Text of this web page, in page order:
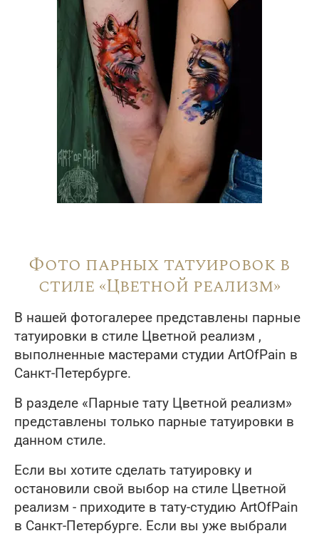
Фото парных татуировок в
стиле «Цветной реализм»
В нашей фотогалерее представлены парные
татуировки в стиле Цветной реализм ,
выполненные мастерами студии ArtOfPain в
Санкт-Петербурге.
В разделе «Парные тату Цветной реализм»
представлены только парные татуировки в
данном стиле.
Если вы хотите сделать татуировку и
остановили свой выбор на стиле Цветной
реализм - приходите в тату-студию ArtOfPain
в Санкт-Петербурге. Если вы уже выбрали